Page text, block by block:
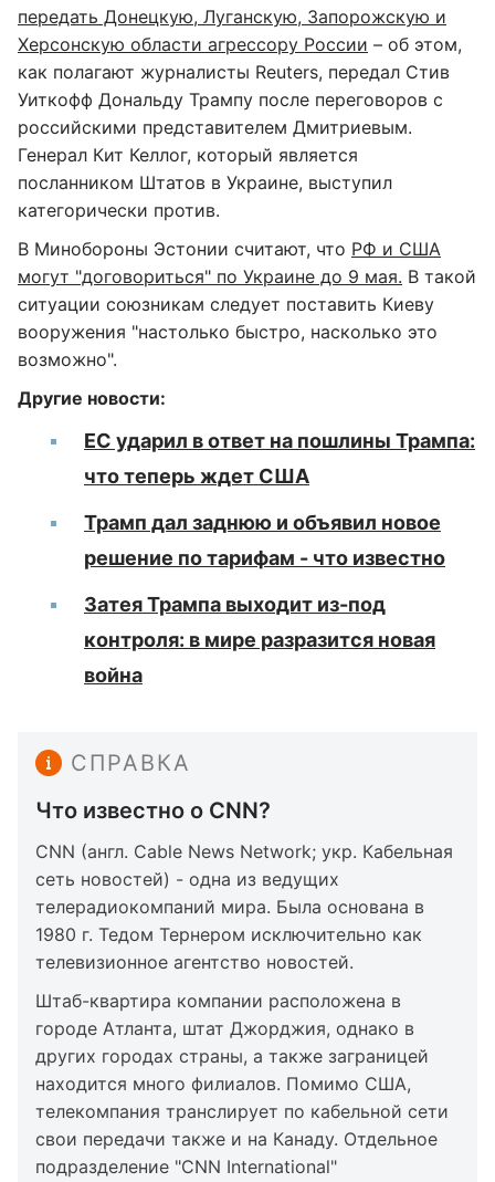
передать Донецкую, Луганскую, Запорожскую и
Херсонскую области агрессору России – об этом,
как полагают журналисты Reuters, передал Стив
Уиткофф Дональду Трампу после переговоров с
российскими представителем Дмитриевым.
Генерал Кит Келлог, который является
посланником Штатов в Украине, выступил
категорически против.
В Минобороны Эстонии считают, что РФ и США
могут "договориться" по Украине до 9 мая. В такой
ситуации союзникам следует поставить Киеву
вооружения "настолько быстро, насколько это
возможно".
Другие новости:
ЕС ударил в ответ на пошлины Трампа:
что теперь ждет США
Трамп дал заднюю и объявил новое
решение по тарифам - что известно
Затея Трампа выходит из-под
контроля: в мире разразится новая
война
СПРАВКА
Что известно о CNN?
CNN (англ. Cable News Network; укр. Кабельная
сеть новостей) - одна из ведущих
телерадиокомпаний мира. Была основана в
1980 г. Тедом Тернером исключительно как
телевизионное агентство новостей.
Штаб-квартира компании расположена в
городе Атланта, штат Джорджия, однако в
других городах страны, а также заграницей
находится много филиалов. Помимо США,
телекомпания транслирует по кабельной сети
свои передачи также и на Канаду. Отдельное
подразделение "CNN International"